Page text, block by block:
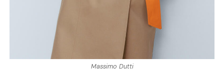
Massimo Dutti